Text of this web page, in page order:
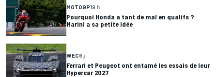
MOTOGP19 h
Pourquoi Honda a tant de mal en qualifs ?
Marini a sa petite idée
WEC6 j
Ferrari et Peugeot ont entamé les essais de leur
Hypercar 2027